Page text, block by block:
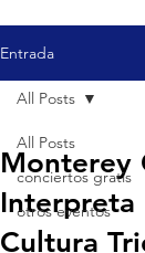
Entrada
All Posts
conciertos gratis
otros eventos
All Posts
Monterey
Interpreta
Cultura